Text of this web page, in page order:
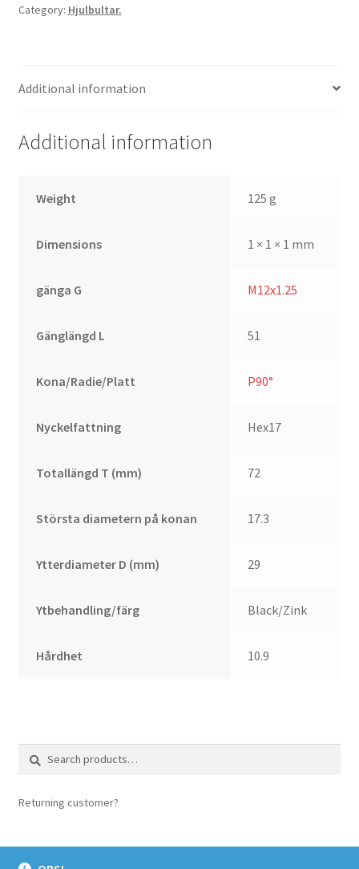
quantity
Category: Hjulbultar.
Additional information
Additional information
Weight 125 g
Dimensions 1 × 1 × 1 mm
gänga G M12x1.25
Gänglängd L 51
Kona/Radie/Platt P90°
Nyckelfattning Hex17
Totallängd T (mm) 72
Största diametern på konan 17.3
Ytterdiameter D (mm) 29
Ytbehandling/färg Black/Zink
Hårdhet 10.9
Returning customer?